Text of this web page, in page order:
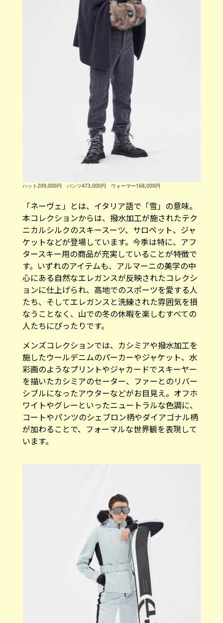
ハット209,000円 パンツ473,000円 ウォーマー168,000円
「ネーヴェ」とは、イタリア語で「雪」の意味。
本コレクションからは、撥水加工が施されたテク
ニカルシルクのスキースーツ、サロペット、ジャ
ケットなどが登場しています。今季は特に、アフ
タースキー用の商品が充実していることが特徴で
す。いずれのアイテムも、アルマーニの美学の中
心にある自然なエレガンスが反映されたコレクシ
ョンに仕上げられ、高地でのスポーツを愛する人
たち、そしてエレガンスと洗練された雰囲気を損
なうことなく、山での冬の休暇を楽しむすべての
人たちにぴったりです。
メンズコレクションでは、カシミアや撥水加工を
施したウールデニムのパーカーやジャケット、水
彩画のようなプリントやジャカードでスキーヤー
を描いたカシミアのセーター、ファーとのリバー
シブルになったアウターなどがお目見え。オフホ
ワイトやグレーといったニュートラルな色調に、
コートやパンツのシェブロン柄やダイアゴナル柄
が加わることで、フォーマルな世界観を表現して
います。